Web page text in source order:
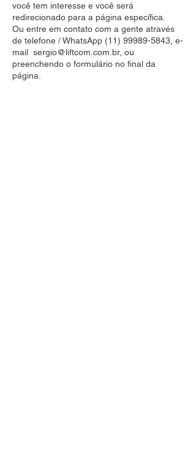
você tem interesse e você será
redirecionado para a página específica.
Ou entre em contato com a gente através
de telefone / WhatsApp (11) 99989-5843 , e-
mail sergio@liftcom.com.br, ou
preenchendo o formulário no final da
página.